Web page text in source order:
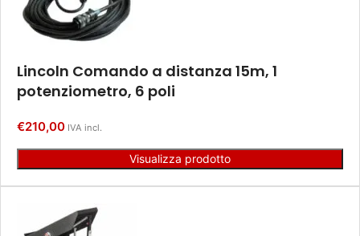
Lincoln Comando a distanza 15m, 1
potenziometro, 6 poli
€210,00 IVA incl.
Visualizza prodotto